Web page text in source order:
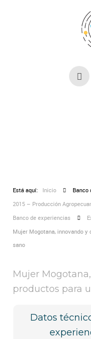
Está aquí: Inicio
Banco
2015 – Producción
Banco de experiencias
Mujer Mogotana, innovando
sano
Mujer
productos para
Datos